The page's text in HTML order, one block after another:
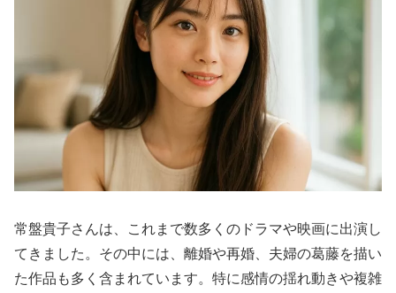
常盤貴子さんは、これまで数多くのドラマや映画に出演し
てきました。その中には、離婚や再婚、夫婦の葛藤を描い
た作品も多く含まれています。特に感情の揺れ動きや複雑